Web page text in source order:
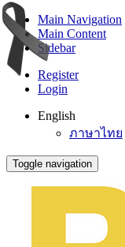
Main Navigation
Main Content
Sidebar
Register
Login
English
ภาษาไทย
Toggle navigation